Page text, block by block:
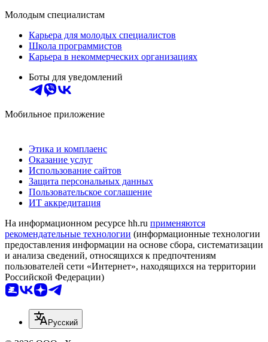
Молодым специалистам
Карьера для молодых специалистов
Школа программистов
Карьера в некоммерческих организациях
Боты для уведомлений
Мобильное приложение
Этика и комплаенс
Оказание услуг
Использование сайтов
Защита персональных данных
Пользовательское соглашение
ИТ аккредитация
На информационном ресурсе hh.ru применяются
рекомендательные технологии (информационные технологии
предоставления информации на основе сбора, систематизации
и анализа сведений, относящихся к предпочтениям
пользователей сети «Интернет», находящихся на территории
Российской Федерации)
Русский